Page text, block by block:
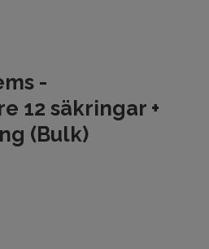
-
12 säkringar +
(Bulk)